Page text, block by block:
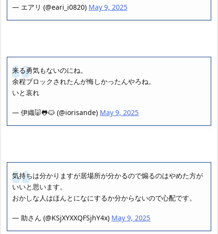
— エアリ (@eari_i0820) May 9, 2025
来る勇気もないのにね。
余程ブロックされたんが悔しかったんやろね。
いと哀れ
— 伊織🐷🐸🐱 (@iorisande) May 9, 2025
気持ちは分かりますが居場所が分かるので煽るのはやめた方が
いいと思います。
おかしな人はほんとになにするか分からないので心配です。
— 助さん (@KSjXYXXQFSjhY4x) May 9, 2025